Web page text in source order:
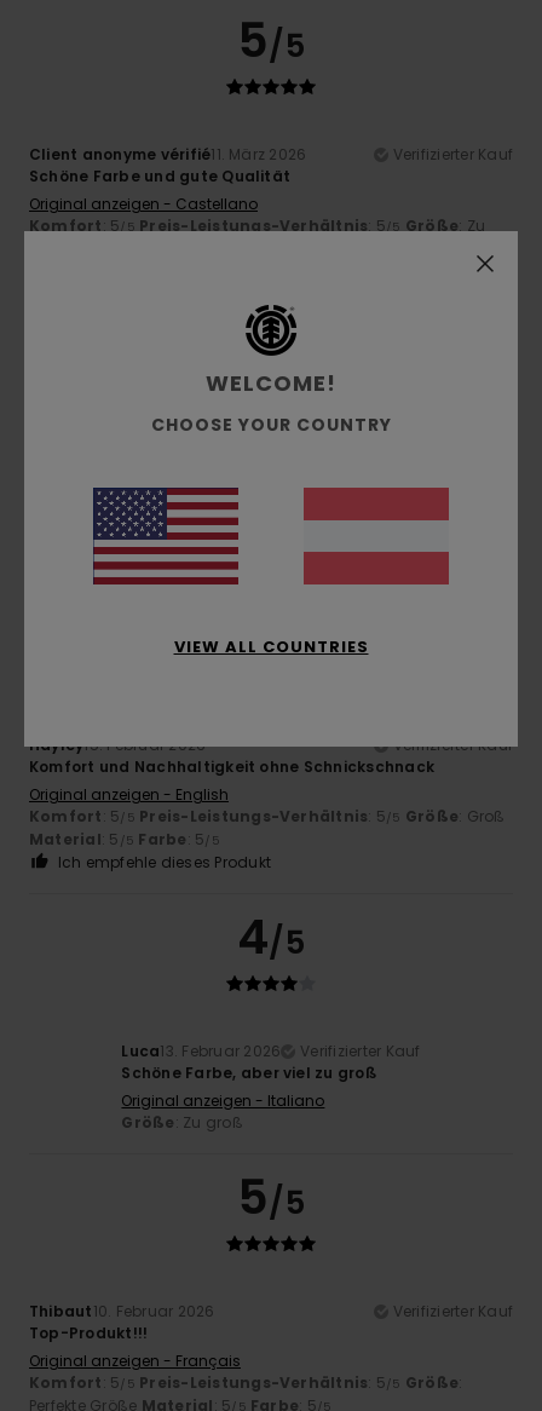
5/5
Client anonyme vérifié11. März 2026
Verifizierter Kauf
Schöne Farbe und gute Qualität
Original anzeigen - Castellano
Komfort: 5 /5 Preis-Leistungs-Verhältnis: 5 /5 Größe: Zu
5/5
Original anzeigen - Italiano
Komfort: 5/5 Preis-Leistungs-Verhältnis
Material: 5/5 Farbe: 4/5
Ich empfehle dieses Produkt
5/5
Hayley15. Februar 2026
Verifizierter Kauf
Komfort und Nachhaltigkeit ohne Schnickschnack
Original anzeigen - English
Komfort: 5 /5 Preis-Leistungs-Verhältnis: 5 /5 Größe: Groß
Material: 5 /5 Farbe: 5 /5
Ich empfehle dieses Produkt
4/5
Luca13. Februar 2026
Verifizierter Kauf
Schöne Farbe, aber viel zu groß
Original anzeigen - Italiano
Größe: Zu groß
5/5
Thibaut10. Februar 2026
Verifizierter Kauf
Top-Produkt!!!
Original anzeigen - Français
Komfort: 5 /5 Preis-Leistungs-Verhältnis: 5 /5 Größe:
Perfekte Größe Material: 5 /5 Farbe: 5 /5
WELCOME!
CHOOSE YOUR COUNTRY
VIEW ALL COUNTRIES